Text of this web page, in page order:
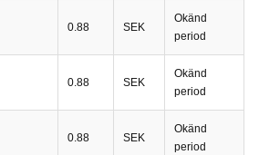
0.88 SEK
Okänd
period
0.88 SEK
Okänd
period
0.88 SEK
Okänd
period